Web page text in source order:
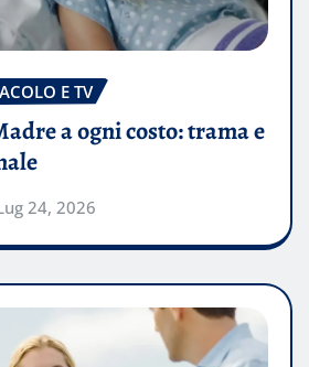
E TV
a ogni costo: trama e
24, 2026